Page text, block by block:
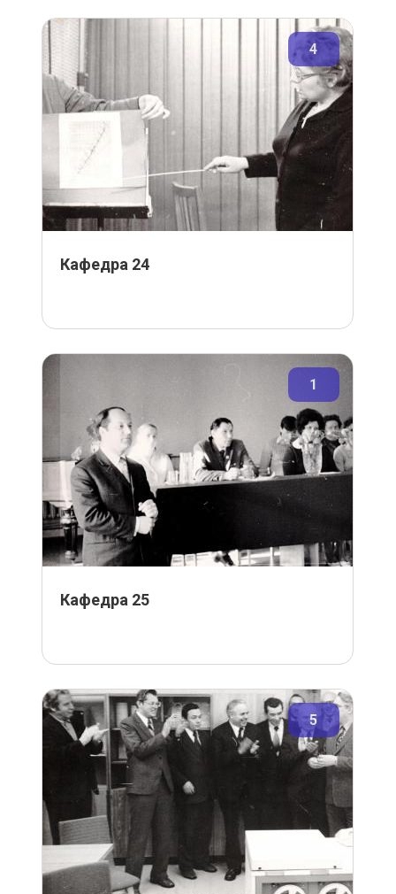
4
Кафедра 24
1
Кафедра 25
5